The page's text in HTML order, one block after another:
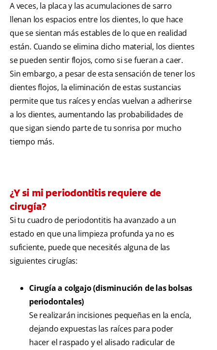
A veces, la placa y las acumulaciones de sarro
llenan los espacios entre los dientes, lo que hace
que se sientan más estables de lo que en realidad
están. Cuando se elimina dicho material, los dientes
se pueden sentir flojos, como si se fueran a caer.
Sin embargo, a pesar de esta sensación de tener los
dientes flojos, la eliminación de estas sustancias
permite que tus raíces y encías vuelvan a adherirse
a los dientes, aumentando las probabilidades de
que sigan siendo parte de tu sonrisa por mucho
tiempo más.
¿Y si mi periodontitis requiere de
cirugía?
Si tu cuadro de periodontitis ha avanzado a un
estado en que una limpieza profunda ya no es
suficiente, puede que necesités alguna de las
siguientes cirugías:
Cirugía a colgajo (disminución de las bolsas
periodontales)
Se realizarán incisiones pequeñas en la encía,
dejando expuestas las raíces para poder
hacer el raspado y el alisado radicular de